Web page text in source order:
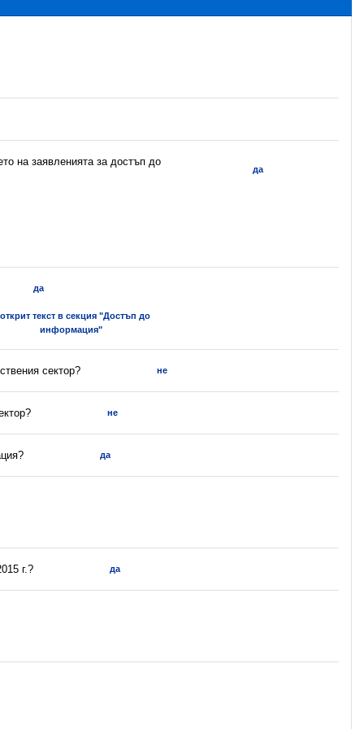
на заявленията за достъп до
да
да
текст в секция "Достъп до
информация"
сектор? не
не
да
г.? да